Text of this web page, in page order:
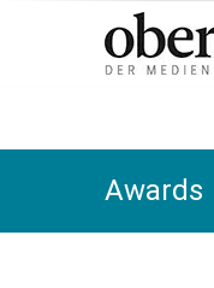
der
Awards